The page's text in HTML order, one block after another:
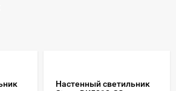
Настенный светильник